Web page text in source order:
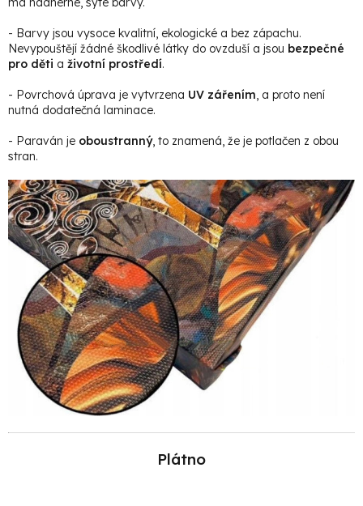
- Barvy jsou vysoce kvalitní, ekologické a bez zápachu.
Nevypouštějí žádné škodlivé látky do ovzduší a jsou bezpečné
pro děti a životní prostředí.
- Povrchová úprava je vytvrzena UV zářením, a proto není
nutná dodatečná laminace.
- Paraván je oboustranný, to znamená, že je potlačen z obou
stran.
Plátno